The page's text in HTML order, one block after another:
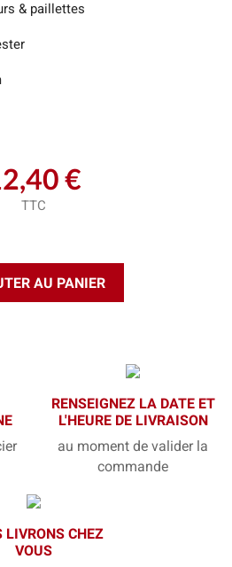
& paillettes
€
TTC
AU PANIER
RENSEIGNEZ LA DATE ET
L'HEURE DE LIVRAISON
au moment de valider la
commande
LIVRONS CHEZ
VOUS